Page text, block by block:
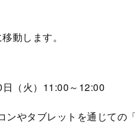
動します。
（火）11:00～12:00
やタブレットを通じての